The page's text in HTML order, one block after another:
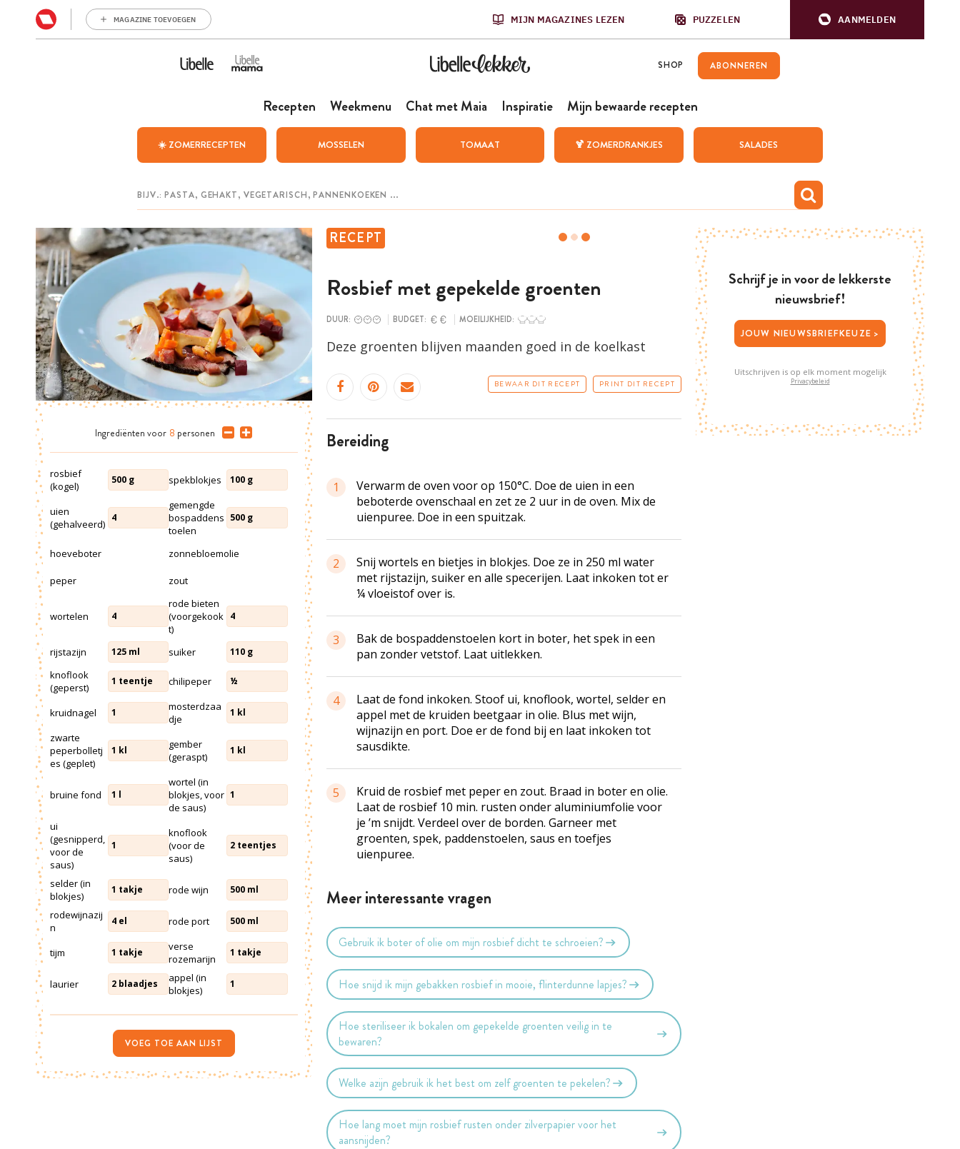
MAGAZINE TOEVOEGEN MIJN MAGAZINES LEZEN PUZZELEN AANMELDEN
SHOP ABONNEREN
Recepten Weekmenu Chat met Maia Inspiratie Mijn bewaarde recepten
☀️ ZOMERRECEPTEN MOSSELEN TOMAAT 🍹 ZOMERDRANKJES SALADES
RECEPT
Rosbief met gepekelde groenten
DUUR: BUDGET: MOEILIJKHEID:
Deze groenten blijven maanden goed in de koelkast
BEWAAR DIT RECEPT PRINT DIT RECEPT
bereiding
1
Verwarm de oven voor op 150°C. Doe de uien in een
beboterde ovenschaal en zet ze 2 uur in de oven. Mix de
uienpuree. Doe in een spuitzak.
2
Snij wortels en bietjes in blokjes. Doe ze in 250 ml water
met rijstazijn, suiker en alle specerijen. Laat inkoken tot er
¼ vloeistof over is.
3 Bak de bospaddenstoelen kort in boter, het spek in een
pan zonder vetstof. Laat uitlekken.
4
Laat de fond inkoken. Stoof ui, knoflook, wortel, selder en
appel met de kruiden beetgaar in olie. Blus met wijn,
wijnazijn en port. Doe er de fond bij en laat inkoken tot
sausdikte.
5
Kruid de rosbief met peper en zout. Braad in boter en olie.
Laat de rosbief 10 min. rusten onder aluminiumfolie voor
je ’m snijdt. Verdeel over de borden. Garneer met
groenten, spek, paddenstoelen, saus en toefjes
uienpuree.
Meer interessante vragen
Gebruik ik boter of olie om mijn rosbief dicht te schroeien?
Hoe snijd ik mijn gebakken rosbief in mooie, flinterdunne lapjes?
Hoe steriliseer ik bokalen om gepekelde groenten veilig in te
bewaren?
Welke azijn gebruik ik het best om zelf groenten te pekelen?
Hoe lang moet mijn rosbief rusten onder zilverpapier voor het
aansnijden?
Ingrediënten voor 8 personen
rosbief
(kogel)
500 g spekblokjes 100 g
uien
(gehalveerd) 4
gemengde
bospaddens
toelen
500 g
hoeveboter zonnebloemolie
peper zout
wortelen 4
rode bieten
(voorgekook
t)
4
rijstazijn 125 ml suiker 110 g
knoflook
(geperst)
1 teentje chilipeper ½
kruidnagel 1
mosterdzaa
dje
1 kl
zwarte
peperbolletj
es (geplet)
1 kl
gember
(geraspt)
1 kl
bruine fond 1 l
wortel (in
blokjes, voor
de saus)
1
ui
(gesnipperd,
voor de
saus)
1
knoflook
(voor de
saus)
2 teentjes
selder (in
blokjes)
1 takje rode wijn 500 ml
rodewijnazij
n
4 el rode port 500 ml
tijm 1 takje
verse
rozemarijn
1 takje
laurier 2 blaadjes
appel (in
blokjes)
1
VOEG TOE AAN LIJST
Schrijf je in voor de lekkerste
nieuwsbrief!
JOUW NIEUWSBRIEFKEUZE >
Uitschrijven is op elk moment mogelijk
Privacybeleid